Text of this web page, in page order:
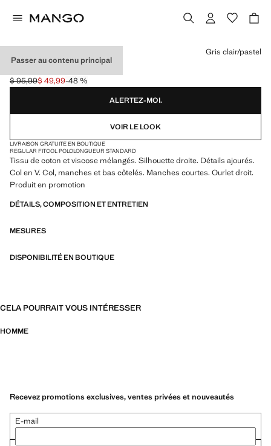
Passer au contenu principal
POLO MAILLE CÔTELÉE
Prix initial barré [$ 95,99 ]
$ 95,99
Prix actuel [$ 49,99 ]
$ 49,99-48 %
Choisissez une couleur
Gris clair/pastel
ALERTEZ-MOI.
VOIR LE LOOK
LIVRAISON GRATUITE EN BOUTIQUE
REGULAR FITCOL POLOLONGUEUR STANDARD
Tissu de coton et viscose mélangés. Silhouette droite. Détails ajourés.
Col en V. Col, manches et bas côtelés. Manches courtes. Ourlet droit.
Produit en promotion
DÉTAILS, COMPOSITION ET ENTRETIEN
MESURES
DISPONIBILITÉ EN BOUTIQUE
CELA POURRAIT VOUS INTÉRESSER
HOMME
Recevez promotions exclusives, ventes privées et nouveautés
E-mail